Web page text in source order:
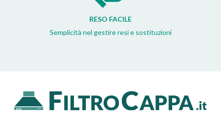
RESO FACILE
Semplicità nel gestire resi e sostituzioni